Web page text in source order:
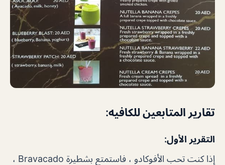
تقارير المتابعين للكافيه:
التقرير الأول:
إذا كنت تحب الأفوكادو ، فاستمتع بشطيرة Bravacado ،